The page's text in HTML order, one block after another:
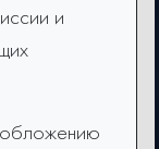
и